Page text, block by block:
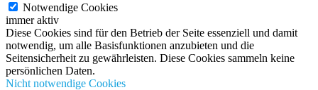
Notwendige Cookies
immer aktiv
Diese Cookies sind für den Betrieb der Seite essenziell und damit
notwendig, um alle Basisfunktionen anzubieten und die
Seitensicherheit zu gewährleisten. Diese Cookies sammeln keine
persönlichen Daten.
Nicht notwendige Cookies